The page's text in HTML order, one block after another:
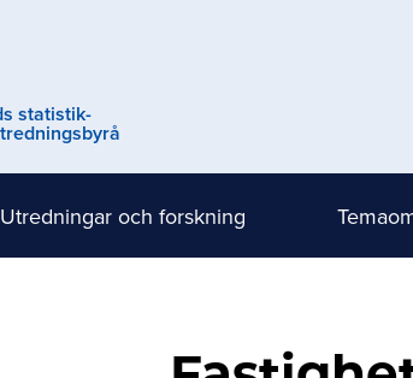
statistik-
Utredningar och forskning